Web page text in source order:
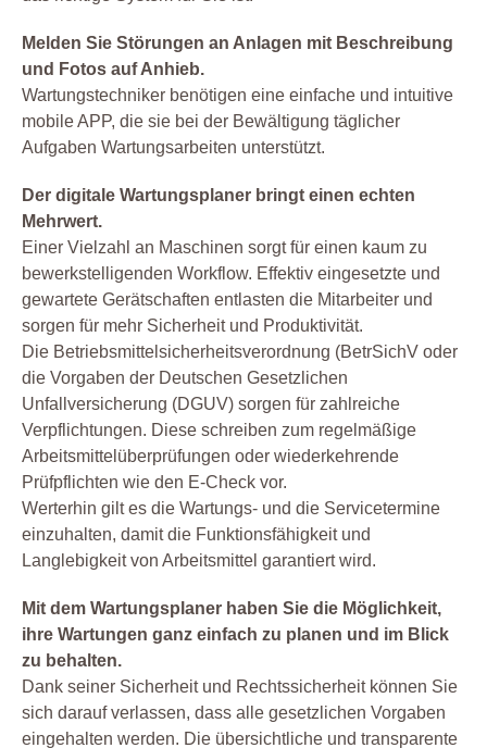
Melden Sie Störungen an Anlagen mit Beschreibung
und Fotos auf Anhieb.
Wartungstechniker benötigen eine einfache und intuitive
mobile APP, die sie bei der Bewältigung täglicher
Aufgaben Wartungsarbeiten unterstützt.
Der digitale Wartungsplaner bringt einen echten
Mehrwert.
Einer Vielzahl an Maschinen sorgt für einen kaum zu
bewerkstelligenden Workflow. Effektiv eingesetzte und
gewartete Gerätschaften entlasten die Mitarbeiter und
sorgen für mehr Sicherheit und Produktivität.
Die Betriebsmittelsicherheitsverordnung (BetrSichV oder
die Vorgaben der Deutschen Gesetzlichen
Unfallversicherung (DGUV) sorgen für zahlreiche
Verpflichtungen. Diese schreiben zum regelmäßige
Arbeitsmittelüberprüfungen oder wiederkehrende
Prüfpflichten wie den E-Check vor.
Werterhin gilt es die Wartungs- und die Servicetermine
einzuhalten, damit die Funktionsfähigkeit und
Langlebigkeit von Arbeitsmittel garantiert wird.
Mit dem Wartungsplaner haben Sie die Möglichkeit,
ihre Wartungen ganz einfach zu planen und im Blick
zu behalten.
Dank seiner Sicherheit und Rechtssicherheit können Sie
sich darauf verlassen, dass alle gesetzlichen Vorgaben
eingehalten werden. Die übersichtliche und transparente